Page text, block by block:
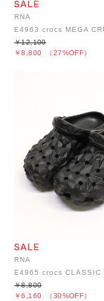
RNA
E4963 crocs MEGA
￥8,800 （27%OFF）
￥12,100
RNA
￥6,160 （30%OFF）
￥8,800